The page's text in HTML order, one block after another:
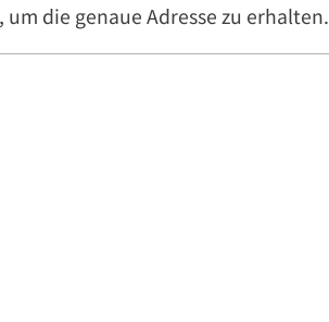
die genaue Adresse zu erhalten.